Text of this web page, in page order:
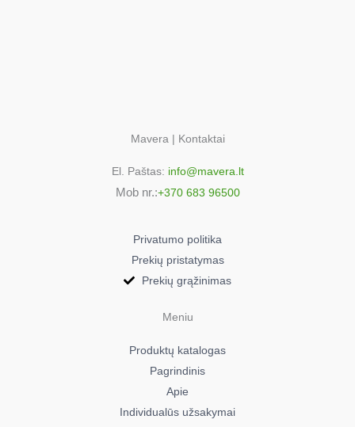
Mavera | Kontaktai
El. Paštas: info@mavera.lt
Mob nr.:+370 683 96500
Privatumo politika
Prekių pristatymas
Prekių grąžinimas
Meniu
Produktų katalogas
Pagrindinis
Apie
Individualūs užsakymai